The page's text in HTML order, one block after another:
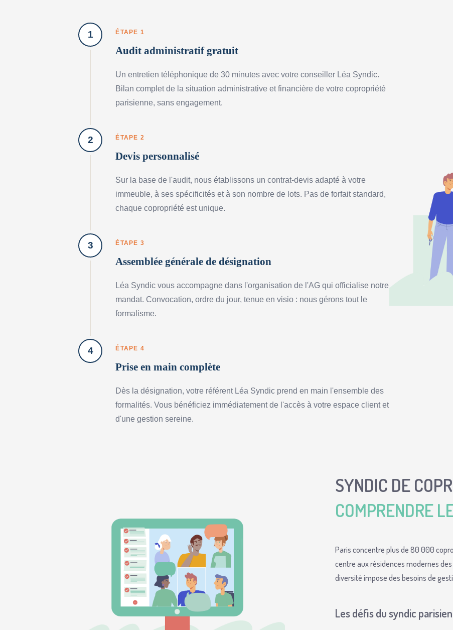
1 ÉTAPE 1
Audit administratif gratuit
Un entretien téléphonique de 30 minutes avec votre conseiller Léa Syndic.
Bilan complet de la situation administrative et financière de votre copropriété
parisienne, sans engagement.
2 ÉTAPE 2
Devis personnalisé
Sur la base de l'audit, nous établissons un contrat-devis adapté à votre
immeuble, à ses spécificités et à son nombre de lots. Pas de forfait standard,
chaque copropriété est unique.
3 ÉTAPE 3
Assemblée générale de désignation
Léa Syndic vous accompagne dans l'organisation de l'AG qui officialise notre
mandat. Convocation, ordre du jour, tenue en visio : nous gérons tout le
formalisme.
4 ÉTAPE 4
Prise en main complète
Dès la désignation, votre référent Léa Syndic prend en main l'ensemble des
formalités. Vous bénéficiez immédiatement de l'accès à votre espace client et
d'une gestion sereine.
SYNDIC DE
COMPRENDRE
Paris concentre plus de 80 000
centre aux résidences modernes
diversité impose des besoins de
Les défis du syndic parisien